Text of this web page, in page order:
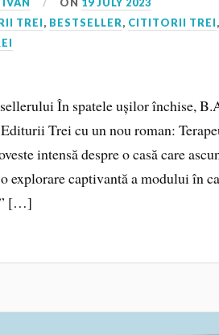
ON 19 JULY 2023
TREI, BESTSELLER, CITITORII TREI,
În spatele ușilor închise,
Trei cu un nou roman:
intensă despre o casă care
explorare captivantă a modului în
[…]